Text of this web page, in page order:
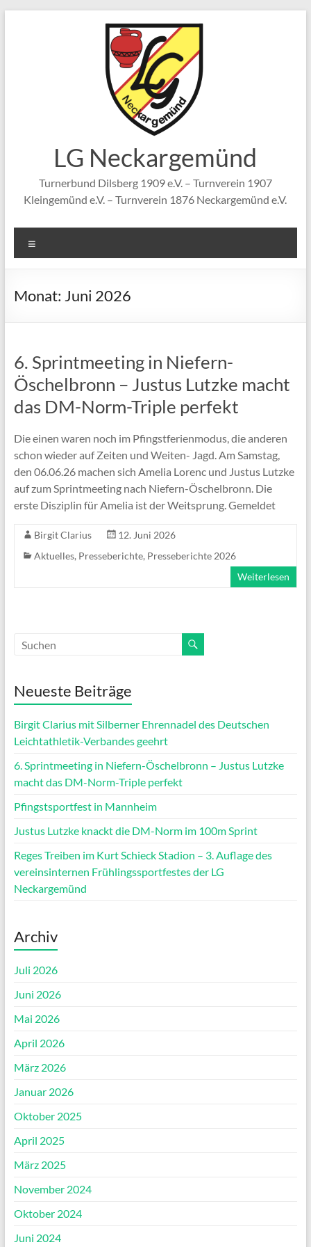
LG Neckargemünd
Turnerbund Dilsberg 1909 e.V. – Turnverein 1907
Kleingemünd e.V. – Turnverein 1876 Neckargemünd e.V.
Monat: Juni 2026
6. Sprintmeeting in Niefern-
Öschelbronn – Justus Lutzke macht
das DM-Norm-Triple perfekt
Die einen waren noch im Pfingstferienmodus, die anderen
schon wieder auf Zeiten und Weiten- Jagd. Am Samstag,
den 06.06.26 machen sich Amelia Lorenc und Justus Lutzke
auf zum Sprintmeeting nach Niefern-Öschelbronn. Die
erste Disziplin für Amelia ist der Weitsprung. Gemeldet
Birgit Clarius
12. Juni 2026
Aktuelles, Presseberichte, Presseberichte 2026
Weiterlesen
Neueste Beiträge
Birgit Clarius mit Silberner Ehrennadel des Deutschen
Leichtathletik-Verbandes geehrt
6. Sprintmeeting in Niefern-Öschelbronn – Justus Lutzke
macht das DM-Norm-Triple perfekt
Pfingstsportfest in Mannheim
Justus Lutzke knackt die DM-Norm im 100m Sprint
Reges Treiben im Kurt Schieck Stadion – 3. Auflage des
vereinsinternen Frühlingssportfestes der LG
Neckargemünd
Archiv
Juli 2026
Juni 2026
Mai 2026
April 2026
März 2026
Januar 2026
Oktober 2025
April 2025
März 2025
November 2024
Oktober 2024
Juni 2024